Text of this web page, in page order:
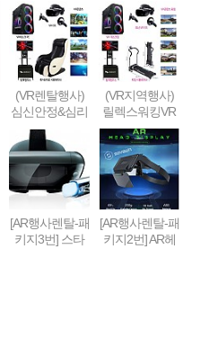
(VR렌탈행사)
심신안정&심리
치료&휴식 VR
세트 패키지
(VR지역행사)
릴렉스워킹VR
세트-Relax Walk
ing VR SET
[AR행사렌탈-패
키지3번] 스타
[AR행사렌탈-패
키지2번] AR헤